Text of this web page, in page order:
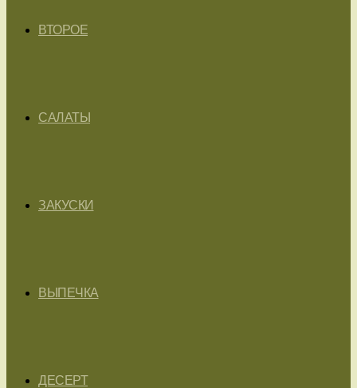
ВТОРОЕ
САЛАТЫ
ЗАКУСКИ
ВЫПЕЧКА
ДЕСЕРТ